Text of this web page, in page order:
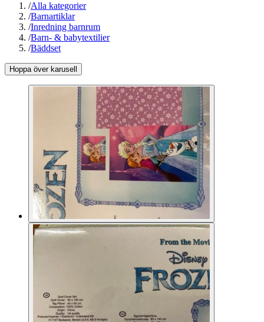
/Alla kategorier
/Barnartiklar
/Inredning barnrum
/Barn- & babytextilier
/Bäddset
Hoppa över karusell